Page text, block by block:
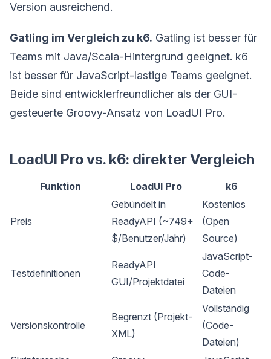
Version ausreichend.
Gatling im Vergleich zu k6. Gatling ist besser für
Teams mit Java/Scala-Hintergrund geeignet. k6
ist besser für JavaScript-lastige Teams geeignet.
Beide sind entwicklerfreundlicher als der GUI-
gesteuerte Groovy-Ansatz von LoadUI Pro.
LoadUI Pro vs. k6: direkter Vergleich
Funktion LoadUI Pro k6
Preis
Gebündelt in
ReadyAPI (~749+
$/Benutzer/Jahr)
Kostenlos
(Open
Source)
Testdefinitionen
ReadyAPI
GUI/Projektdatei
JavaScript-
Code-
Dateien
Versionskontrolle
Begrenzt (Projekt-
XML)
Vollständig
(Code-
Dateien)